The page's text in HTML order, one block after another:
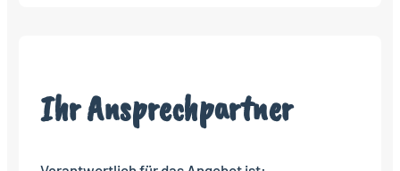
Ihr Ansprechpartner